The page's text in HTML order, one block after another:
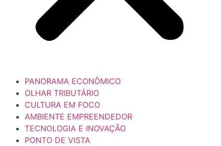
PANORAMA ECONÔMICO
OLHAR TRIBUTÁRIO
CULTURA EM FOCO
AMBIENTE EMPREENDEDOR
TECNOLOGIA E INOVAÇÃO
PONTO DE VISTA